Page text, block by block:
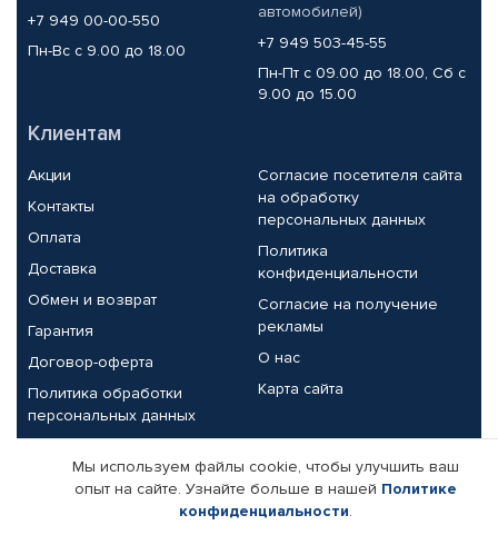
+7 949 00-00-550
Пн-Вс с 9.00 до 18.00
автомобилей)
+7 949 503-45-55
Пн-Пт с 09.00 до 18.00, Сб с
9.00 до 15.00
Клиентам
Акции
Контакты
Оплата
Доставка
Обмен и возврат
Гарантия
Договор-оферта
Политика обработки
персональных данных
Согласие посетителя сайта
на обработку
персональных данных
Политика
конфиденциальности
Согласие на получение
рекламы
О нас
Карта сайта
Партнерам
Корпоративным клиентам
Реквизиты компании
Мы используем файлы cookie, чтобы улучшить ваш
опыт на сайте. Узнайте больше в нашей Политике
конфиденциальности.